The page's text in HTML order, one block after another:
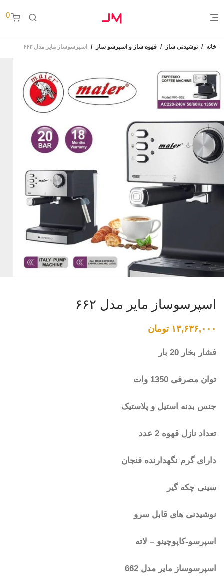
0
خانه / نوشیدنی ساز / قهوه ساز و اسپرسو ساز / اسپرسوساز مایر مدل ۶۶۲
اسپرسوساز مایر مدل ۶۶۲
۱۳,۶۳۶,۰۰۰ تومان
فشار بخار 20 بار
توان مصرفی 1350 وات
جنس بدنه استیل و پلاستیک
تعداد نازل قهوه 2 عدد
دارای گرم نگهدارنده فنجان
سینی چکه گیر
نوشیدنی های قابل سرو
اسپرسو-کاپوچینو – لاته
اسپرسوساز مایر مدل 662